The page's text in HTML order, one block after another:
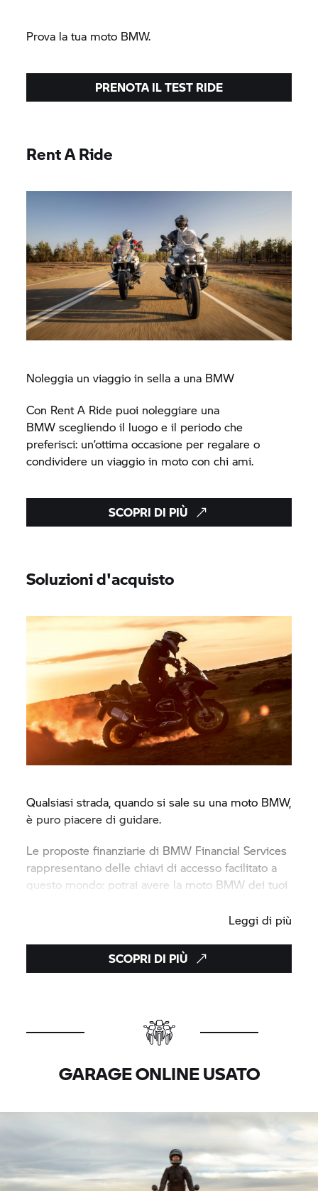
Prova la tua moto BMW.
PRENOTA IL TEST RIDE
Rent A Ride
Noleggia un viaggio in sella a una BMW
Con Rent A Ride puoi noleggiare una
BMW scegliendo il luogo e il periodo che
preferisci: un’ottima occasione per regalare o
condividere un viaggio in moto con chi ami.
SCOPRI DI PIÙ
Soluzioni d'acquisto
Qualsiasi strada, quando si sale su una moto BMW,
è puro piacere di guidare.
Le proposte finanziarie di BMW Financial Services
rappresentano delle chiavi di accesso facilitato a
questo mondo: potrai avere la moto BMW dei tuoi
Leggi di più
SCOPRI DI PIÙ
GARAGE ONLINE USATO